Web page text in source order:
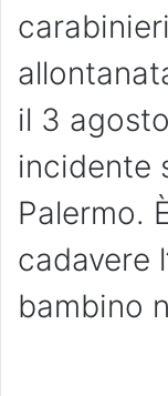
il 3
incidente
Palermo.
cadavere
bambino